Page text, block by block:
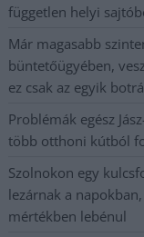
független helyi
Már magasabb
büntetőügyében,
ez csak az egyik
Problémák egész
több otthoni kútból
Szolnokon egy
lezárnak a
mértékben lebénul